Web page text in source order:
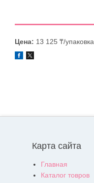
Цена: 13 125 ₸/упаковка
Карта сайта
Главная
Каталог товров